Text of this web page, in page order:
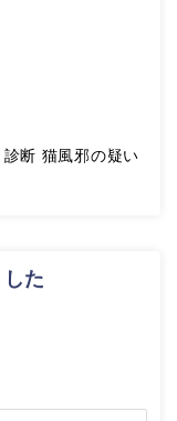
断 猫風邪の疑い
た